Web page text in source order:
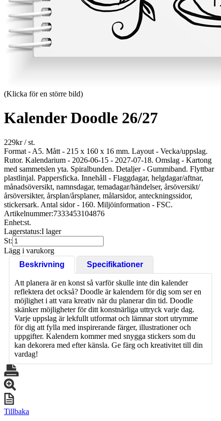
(Klicka för en större bild)
Kalender Doodle 26/27
229kr/ st.
Format - A5. Mått - 215 x 160 x 16 mm. Layout - Vecka/uppslag.
Rutor. Kalendarium - 2026-06-15 - 2027-07-18. Omslag - Kartong
med sammetslen yta. Spiralbunden. Detaljer - Gummiband. Flyttbar
plastlinjal. Pappersficka. Innehåll - Flaggdagar, helgdagar/aftnar,
månadsöversikt, namnsdagar, temadagar/händelser, årsöversikt/
årsöversikter, årsplan/årsplaner, målarsidor, anteckningssidor,
stickersark. Antal sidor - 160. Miljöinformation - FSC.
Artikelnummer:7333453104876
Enhet:st.
Lagerstatus:I lager
St:
Lägg i varukorg
Beskrivning
Specifikationer
Att planera är en konst så varför skulle inte din kalender
reflektera det också? Doodle är kalendern för dig som ser en
möjlighet i att vara kreativ när du planerar din tid. Doodle
skänker möjligheter för ditt konstnärliga uttryck varje dag.
Varje uppslag är lekfullt utformat och lämnar stort utrymme
för dig att fylla med inspirerande färger, illustrationer och
uppgifter. Kalendern kommer med snygga stickers som du
kan dekorera med efter känsla. Ge färg och kreativitet till din
vardag!
Tillbaka